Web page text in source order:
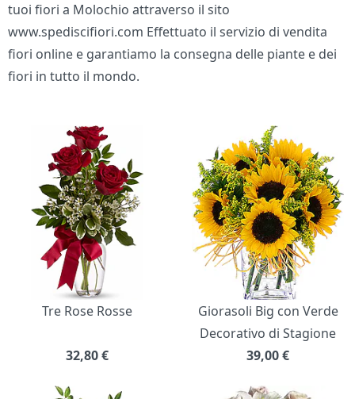
tuoi fiori a Molochio attraverso il sito
www.spediscifiori.com Effettuato il servizio di vendita
fiori online e garantiamo la consegna delle piante e dei
fiori in tutto il mondo.
Bouquet di fiori
Tre Rose Rosse
32,80€
Giorasoli Big con Verde
Decorativo di Stagione
39,00€